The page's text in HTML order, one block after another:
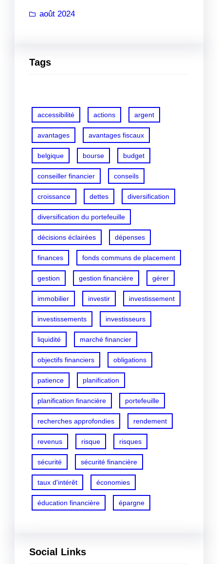
août 2024
Tags
accessibilité actions argent
avantages avantages fiscaux
belgique bourse budget
conseiller financier conseils
croissance dettes diversification
diversification du portefeuille
décisions éclairées dépenses
finances fonds communs de placement
gestion gestion financière gérer
immobilier investir investissement
investissements investisseurs
liquidité marché financier
objectifs financiers obligations
patience planification
planification financière portefeuille
recherches approfondies rendement
revenus risque risques
sécurité sécurité financière
taux d'intérêt économies
éducation financière épargne
Social Links